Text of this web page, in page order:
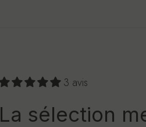
3 avis
La sélection